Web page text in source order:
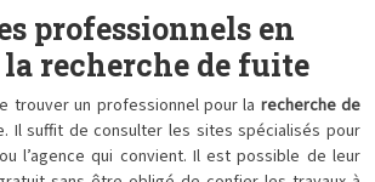
professionnels en
recherche de fuite
trouver un professionnel pour la recherche de
Il suffit de consulter les sites spécialisés pour
l’agence qui convient. Il est possible de leur